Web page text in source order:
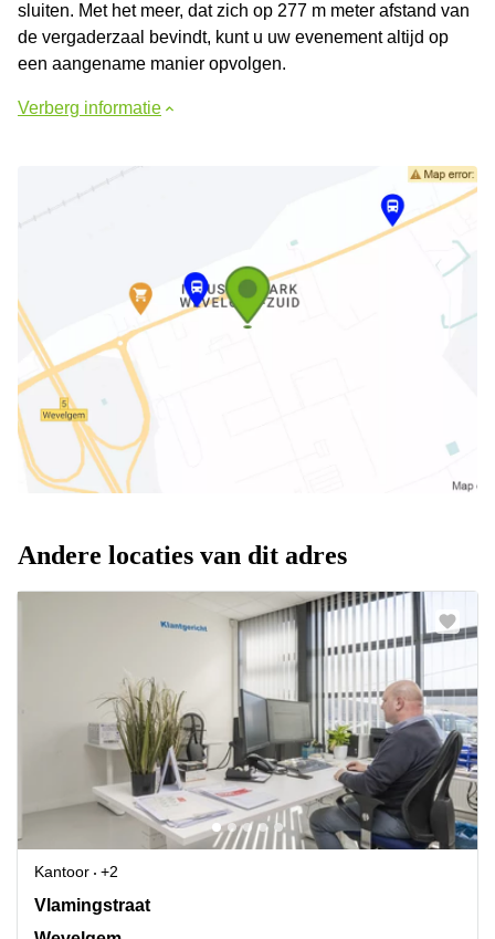
sluiten. Met het meer, dat zich op 277 m meter afstand van
de vergaderzaal bevindt, kunt u uw evenement altijd op
een aangename manier opvolgen.
Verberg informatie
Andere locaties van dit adres
Kantoor
+2
Vlamingstraat 4, Wevelgem
Vlamingstraat